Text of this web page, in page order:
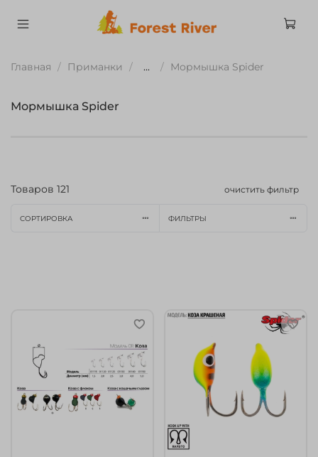
Главная Приманки ... Мормышка Spider
Мормышка Spider
Товаров 121 очистить фильтр
СОРТИРОВКА ФИЛЬТРЫ